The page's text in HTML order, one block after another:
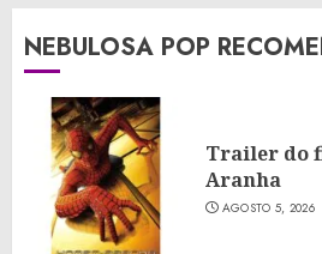
NEBULOSA POP
Trailer do
Aranha
AGOSTO 5, 2026